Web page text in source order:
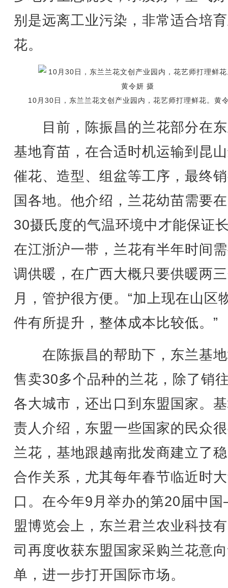
别是远离工业污染，非常适合培
花。
10月30日，东兰兰花文创产业园内，花艺师打理鲜花。黄
目前，陈振昌的兰花部分在
基地育苗，在合适时机运输到昆
催花、造型、组盆等工序，最终
国各地。他介绍，兰花幼苗需要
30摄氏度的气温环境中才能保证
在江浙沪一带，兰花有半年时间
调供暖，在广西大概只要供暖两
月，管护很方便。“加上现在山区
件有所提升，整体成本比较低。”
在陈振昌的帮助下，东兰基
售卖30多个品种的兰花，除了销
各大城市，还出口到东盟国家。
责人介绍，东盟一些国家的民众
兰花，基地跟越南批发商建立了
合作关系，尤其每年春节临近时
口。在今年9月举办的第20届中
盟博览会上，东兰君兰农业科技
司再度收获东盟国家采购兰花意
单，进一步打开国际市场。